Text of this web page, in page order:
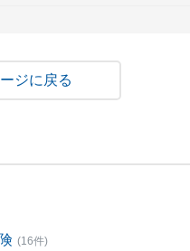
戻る
(16件)